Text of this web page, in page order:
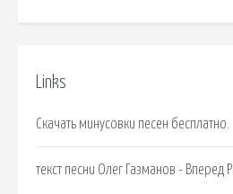
Links
Скачать минусовки песен бесплатно.
текст песни Олег Газманов - Вперед